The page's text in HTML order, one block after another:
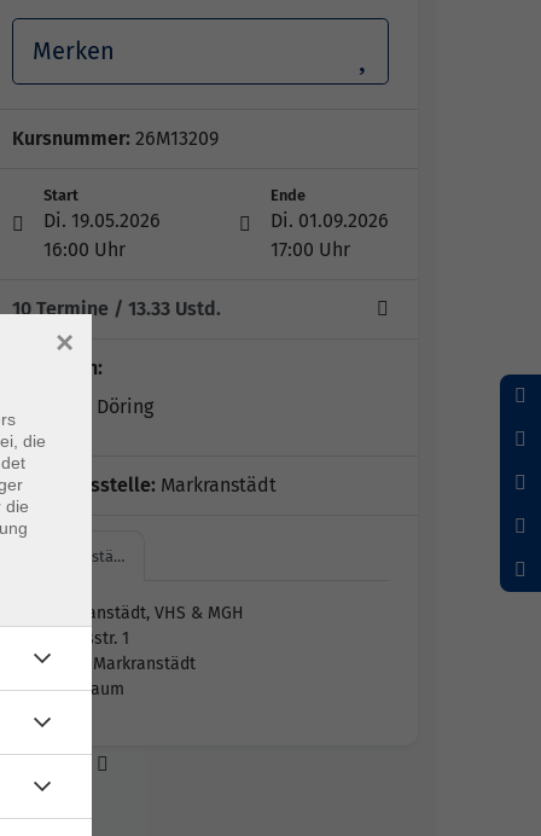
Merken
Kursnummer: 26M13209
Start
Di. 19.05.2026
16:00 Uhr
Ende
Di. 01.09.2026
17:00 Uhr
10 Termine / 13.33 Ustd.
Dozent*in:
Franziska Döring
Geschäftsstelle: Markranstädt
Markranstä…
Markranstädt, VHS & MGH
Hordisstr. 1
04420 Markranstädt
Sportraum
die
die
×